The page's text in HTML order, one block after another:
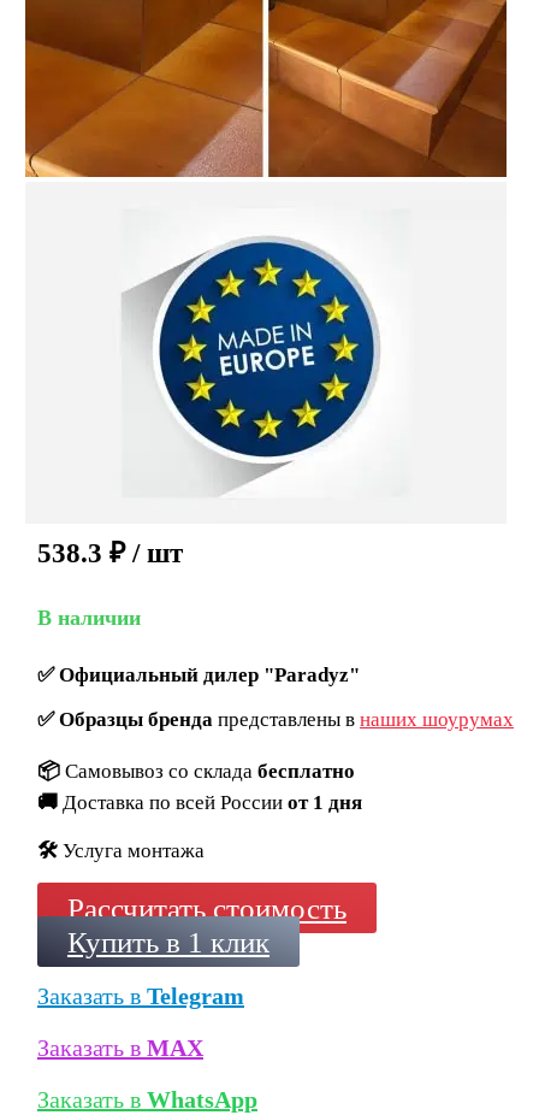
538.3 ₽ / шт
В наличии
✅Официальный дилер "Paradyz"
✅Образцы брендапредставлены в наших шоурумах
📦 Самовывоз со склада бесплатно
🚚 Доставка по всей России от 1 дня
🛠️ Услуга монтажа
Рассчитать стоимость
Купить в 1 клик
Заказать в Telegram
Заказать в MAX
Заказать в WhatsApp